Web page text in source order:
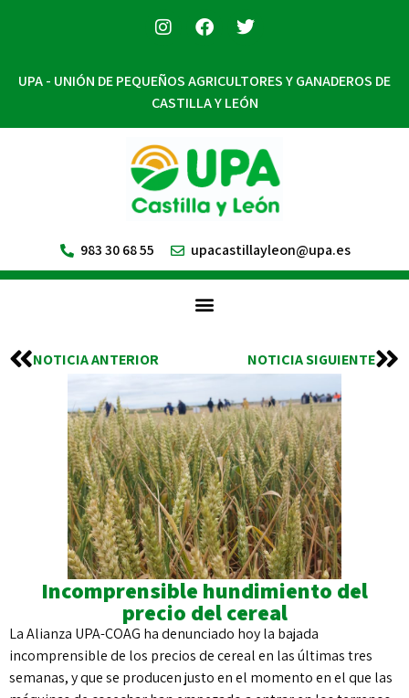
UPA - UNIÓN DE PEQUEÑOS AGRICULTORES Y GANADEROS DE
CASTILLA Y LEÓN
983 30 68 55 upacastillayleon@upa.es
NOTICIA ANTERIOR NOTICIA SIGUIENTE
Incomprensible hundimiento del
precio del cereal
La Alianza UPA-COAG ha denunciado hoy la bajada
incomprensible de los precios de cereal en las últimas tres
semanas, y que se producen justo en el momento en el que las